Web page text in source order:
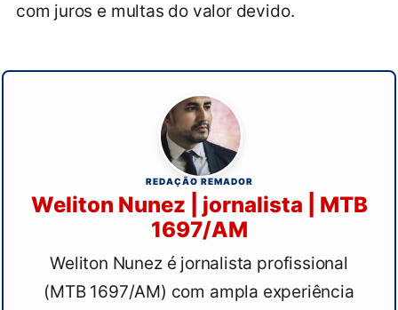
com juros e multas do valor devido.
REDAÇÃO REMADOR
Weliton Nunez | jornalista | MTB
1697/AM
Weliton Nunez é jornalista profissional
(MTB 1697/AM) com ampla experiência